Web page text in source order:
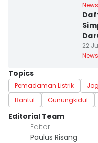
News
22
News
Topics
Pemadaman Listrik
Bantul
Gunungkidul
Editorial Team
Editor
Paulus Risang